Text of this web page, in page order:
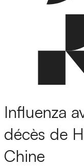
Influenza
décès de
Chine